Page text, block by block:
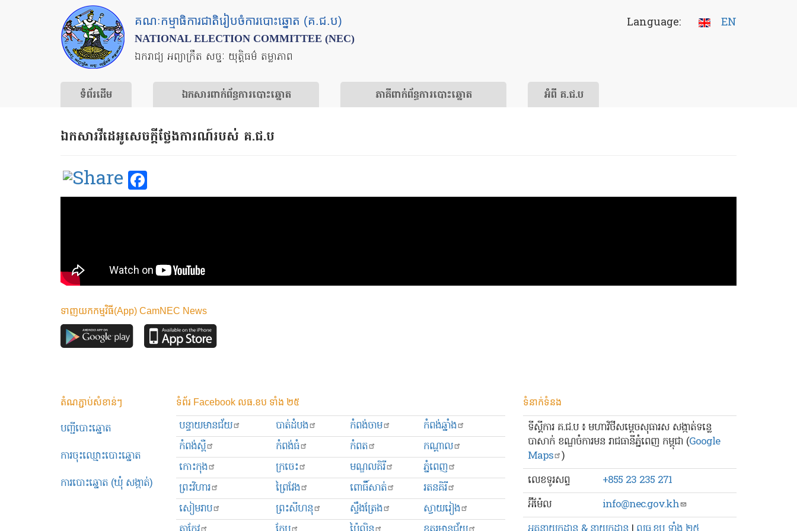
គណៈកម្មាធិការជាតិរៀបចំការបោះឆ្នោត (គ.ជ.ប)
NATIONAL ELECTION COMMITTEE (NEC)
ឯករាជ្យ អព្យាក្រឹត សច្ចៈ យុត្តិធម៌ តម្លាភាព
Language: EN
ទំព័រ​ដើម ឯកសារ​ពាក់ព័ន្ធ​ការ​បោះឆ្នោត ​ភាគីពាក់ព័ន្ធ​​ការ​បោះឆ្នោត អំពី គ.ជ.ប
ឯកសារវីដេអូសេចក្ដីថ្លែងការណ៍របស់ គ.ជ.ប
ទាញយកកម្មវិធី(App) CamNEC News
តំណភ្ជាប់សំខាន់ៗ
បញ្ជីបោះឆ្នោត
ការចុះឈ្មោះបោះឆ្នោត
ការបោះឆ្នោត (ឃុំ សង្កាត់)
ទំព័រ Facebook លធ.ខប ទាំង ២៥
បន្ទាយមានជ័យ បាត់ដំបង កំពង់ចាម
កំពង់ឆ្នាំង
កំពង់ស្ពឺ
កំពង់ធំ កំពត
កណ្ដាល
កោះកុង
ក្រចេះ មណ្ឌលគិរី
ភ្នំពេញ
ព្រះ​វិហារ
ព្រៃវែង ពោធិ៍សាត់
រតនគិរី
សៀមរាប
ព្រះសីហនុ ស្ទឹងត្រែង
ស្វាយរៀង
ទំនាក់ទំនង
ទីស្ដីការ គ.ជ.ប ៖ មហាវិថីសម្ដេចសុធារស សង្កាត់ទន្លេ
បាសាក់ ខណ្ឌចំការមន រាជធានីភ្នំពេញ កម្ពុជា (Google
Maps )
លេខ​ទូរសព្ទ
+855 23 235 271
អ៊ីម៉ែល
info@nec.gov.kh